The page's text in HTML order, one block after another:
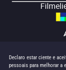
Declaro estar ciente e
pessoais para melhorar a